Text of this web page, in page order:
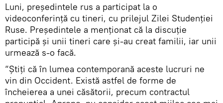
Luni, președintele rus a participat la o
videoconferință cu tineri, cu prilejul Zilei Studenției
Ruse. Președintele a menționat că la discuție
participă și unii tineri care și-au creat familii, iar unii
urmează s-o facă.
“Știți că în lumea contemporană aceste lucruri ne
vin din Occident. Există astfel de forme de
încheierea a unei căsătorii, precum contractul